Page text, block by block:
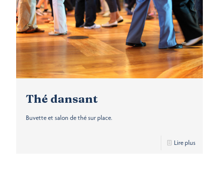
Thé dansant
Buvette et salon de thé sur place.
Lire plus